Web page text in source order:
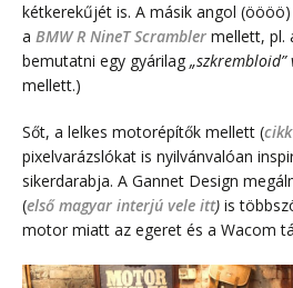
kétkerekűjét is. A másik angol
a BMW R NineT Scrambler mellett, pl.
bemutatni egy gyárilag „szkrembloid”
mellett.)
Sőt, a lelkes motorépítők mellett (
pixelvarázslókat is nyilvánvalóan
sikerdarabja. A Gannet Design
(első magyar interjú vele itt) is
motor miatt az egeret és a Wacom